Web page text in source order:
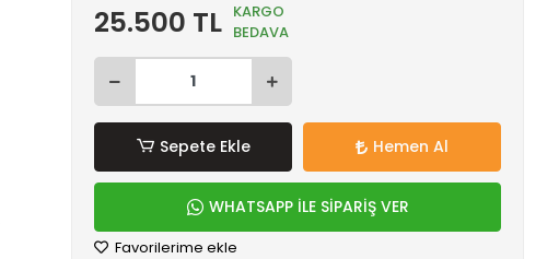
25.500 TL KARGO
BEDAVA
Sepete Ekle Hemen Al
WHATSAPP İLE SİPARİŞ VER
Favorilerime ekle